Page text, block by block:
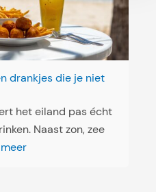
drankjes die je niet
het eiland pas écht
Naast zon, zee
: